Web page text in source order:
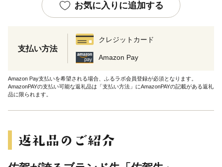
お気に入りに追加する
支払い方法
クレジットカード
Amazon Pay
Amazon Pay支払いを希望される場合、ふるラボ会員登録が必須となります。
AmazonPAYの支払い可能な返礼品は「支払い方法」にAmazonPAYの記載がある返礼
品に限られます。